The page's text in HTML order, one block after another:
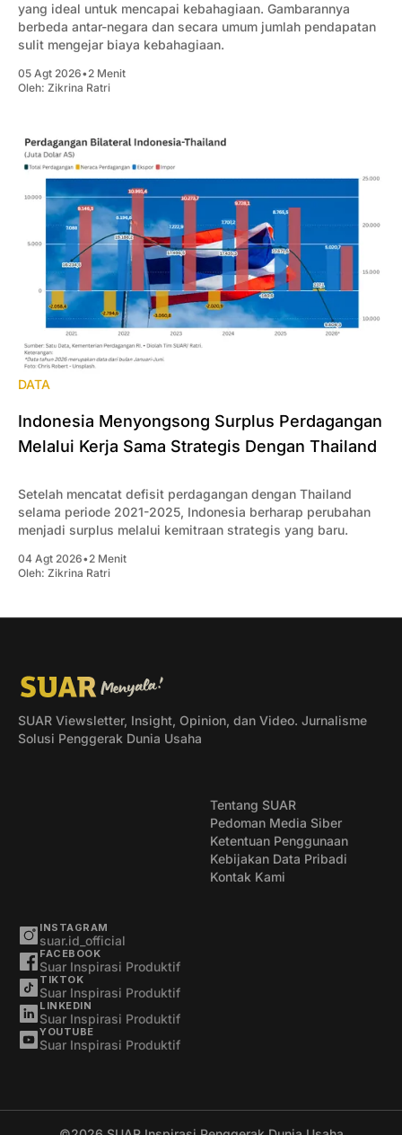
yang ideal untuk mencapai kebahagiaan. Gambarannya
berbeda antar-negara dan secara umum jumlah pendapatan
sulit mengejar biaya kebahagiaan.
05 Agt 2026•2 Menit
Oleh: Zikrina Ratri
DATA
Indonesia Menyongsong Surplus Perdagangan
Melalui Kerja Sama Strategis Dengan Thailand
Setelah mencatat defisit perdagangan dengan Thailand
selama periode 2021-2025, Indonesia berharap perubahan
menjadi surplus melalui kemitraan strategis yang baru.
04 Agt 2026•2 Menit
Oleh: Zikrina Ratri
SUAR Viewsletter, Insight, Opinion, dan Video. Jurnalisme
Solusi Penggerak Dunia Usaha
Tentang SUAR
Pedoman Media Siber
Ketentuan Penggunaan
Kebijakan Data Pribadi
Kontak Kami
INSTAGRAM
suar.id_official
FACEBOOK
Suar Inspirasi Produktif
TIKTOK
Suar Inspirasi Produktif
LINKEDIN
Suar Inspirasi Produktif
YOUTUBE
Suar Inspirasi Produktif